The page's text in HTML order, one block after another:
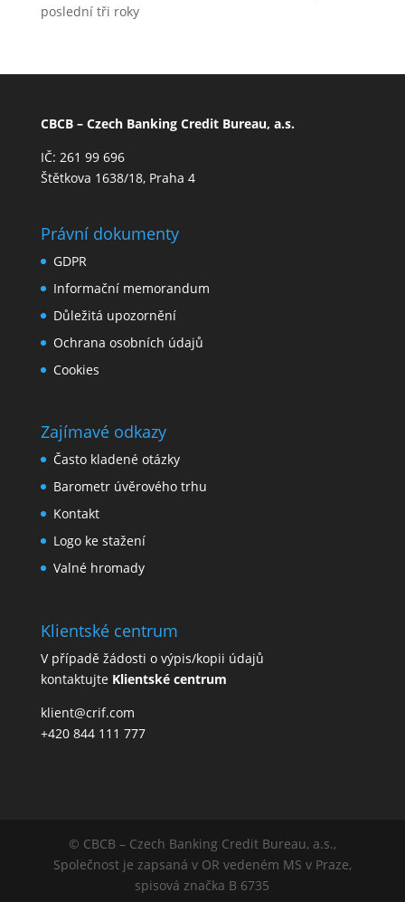
poslední tři roky
CBCB – Czech Banking Credit Bureau, a.s.
IČ: 261 99 696
Štětkova 1638/18, Praha 4
Právní dokumenty
GDPR
Informační memorandum
Důležitá upozornění
Ochrana osobních údajů
Cookies
Zajímavé odkazy
Často kladené otázky
Barometr úvěrového trhu
Kontakt
Logo ke stažení
Valné hromady
Klientské centrum
V případě žádosti o výpis/kopii údajů
kontaktujte Klientské centrum
klient@crif.com
+420 844 111 777
© CBCB – Czech Banking Credit Bureau, a.s.,
Společnost je zapsaná v OR vedeném MS v Praze,
spisová značka B 6735